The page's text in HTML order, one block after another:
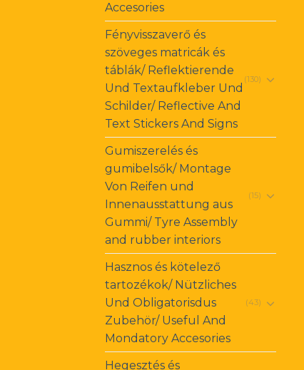
Accesories
Fényvisszaverő és
szöveges matricák és
táblák/ Reflektierende
Und Textaufkleber Und
Schilder/ Reflective And
Text Stickers And Signs
(130)
Gumiszerelés és
gumibelsők/ Montage
Von Reifen und
Innenausstattung aus
Gummi/ Tyre Assembly
and rubber interiors
(15)
Hasznos és kötelező
tartozékok/ Nützliches
Und Obligatorisdus
Zubehör/ Useful And
Mondatory Accesories
(43)
Hegesztés és